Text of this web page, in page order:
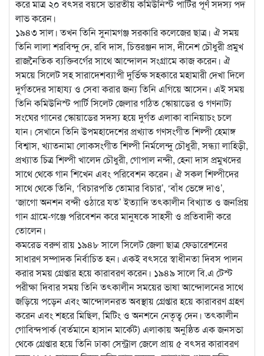
করে মাত্র ২০ বৎসর বয়সে ভারতীয় কমিউনিস্ট পার্টির পূর্ণ সদস্য পদ
লাভ করেন।
১৯৪৩ সাল। তখন তিনি সুনামগঞ্জ সরকারি কলেজের ছাত্র। ঐ সময়
তিনি লালা শরবিন্দু দে, রবি দাস, চিত্তরঞ্জন দাস, দীনেশ চৌধুরী প্রমুখ
রাজনৈতিক ব্যক্তিবর্গের সাথে আন্দোলন সংগ্রামে কাজ করেন। ঐ
সময়ে সিলেট সহ সারাদেশব্যাপী দুর্ভিক্ষ সহকারে মহামারী দেখা দিলে
দুর্গতদের সাহায্য ও সেবা করার জন্য তিনি এগিয়ে আসেন। এই সময়
তিনি কমিউনিস্ট পার্টি সিলেট জেলার গঠিত স্কোয়াডের ও গণনাট্য
সংঘের গানের স্কোয়াডের সদস্য হয়ে দুর্গত এলাকা বানিয়াচং চলে
যান। সেখানে তিনি উপমহাদেশের প্রখ্যাত গণসংগীত শিল্পী হেমাঙ্গ
বিশ্বাস, খ্যাতনামা লোকসংগীত শিল্পী নির্মলেন্দু চৌধুরী, সন্ধ্যা লাহিড়ী,
প্রখ্যাত চিত্র শিল্পী খালেদ চৌধুরী, গোপাল নন্দী, হেনা দাস প্রমুখদের
সাথে থেকে গান শিখেন এবং পরিবেশন করেন। ঐ সকল শিল্পীদের
সাথে থেকে তিনি, ‘বিচারপতি তোমার বিচার’, ‘বাঁধ ভেঙ্গে দাও’,
‘জাগো অনশন বন্দী ওঠারে যত’ ইত্যাদি তৎকালীন বিখ্যাত ও জনপ্রিয়
গান গ্রামে-গঞ্জে পরিবেশন করে মানুষকে সাহসী ও প্রতিবাদী করে
তোলেন।
কমরেড বরুণ রায় ১৯৪৮ সালে সিলেট জেলা ছাত্র ফেডারেশনের
সাধারণ সম্পাদক নির্বাচিত হন। একই বৎসরে স্বাধীনতা দিবস পালন
করার সময় গ্রেপ্তার হয়ে কারাবরণ করেন। ১৯৪৯ সালে বি.এ টেস্ট
পরীক্ষা দিবার সময় তিনি তৎকালীন সময়ের ভাষা আন্দোলনের সাথে
জড়িয়ে পড়েন এবং আন্দোলনরত অবস্থায় গ্রেপ্তার হয়ে কারাবরণ গ্রহণ
করেন এবং শহরে মিছিল, মিটিং ও অনশনে নেতৃত্ব দেন। তৎকালীন
গোবিন্দপার্ক (বর্তমানে হাসান মার্কেট) এলাকায় অনুষ্ঠিত এক জনসভা
থেকে গ্রেপ্তার হয়ে তিনি ঢাকা সেন্ট্রাল জেলে প্রায় ৫ বৎসর কারাবরণ